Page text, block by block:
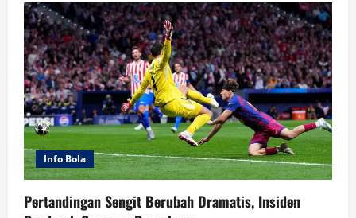
Info Bola
Pertandingan Sengit Berubah Dramatis, Insiden